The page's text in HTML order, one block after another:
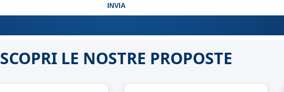
INVIA
SCOPRI LE NOSTRE PROPOSTE